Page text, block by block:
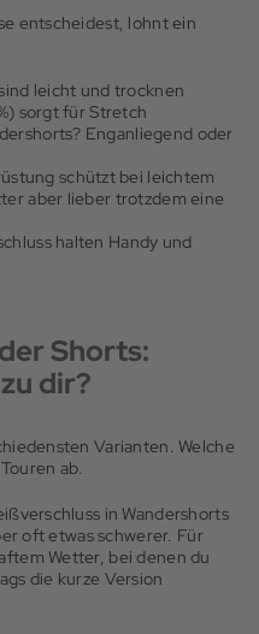
entscheidest, lohnt ein
leicht und trocknen
sorgt für Stretch
Enganliegend oder
schützt bei leichtem
aber lieber trotzdem eine
halten Handy und
Shorts:
dir?
Varianten. Welche
ab.
in Wandershorts
oft etwas schwerer. Für
Wetter, bei denen du
die kurze Version